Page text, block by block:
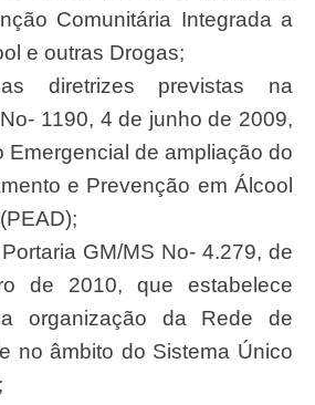
Comunitária Integrada a
e outras Drogas;
as diretrizes previstas na
1190, 4 de junho de 2009,
Emergencial de ampliação do
e Prevenção em Álcool
GM/MS No- 4.279, de
de 2010, que estabelece
organização da Rede de
no âmbito do Sistema Único